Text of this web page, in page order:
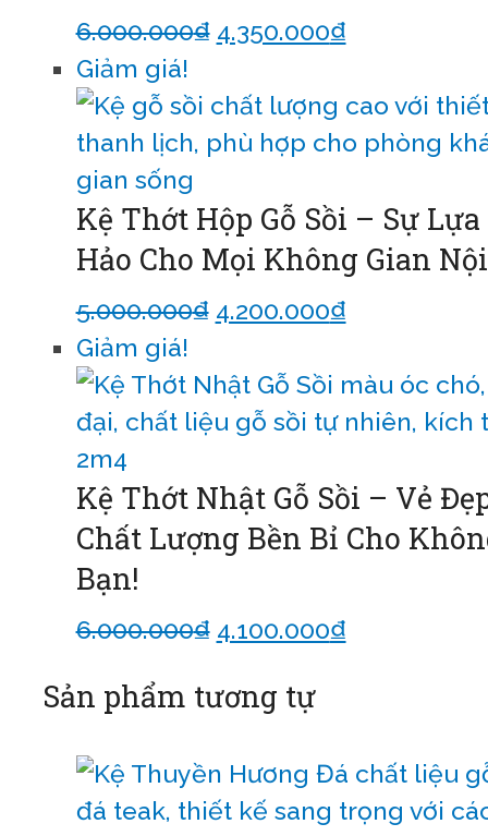
6.000.000₫ 4.350.000₫
Giảm giá!
Kệ Thớt Hộp Gỗ Sồi – Sự
Hảo Cho Mọi Không Gian
5.000.000₫ 4.200.000₫
Giảm giá!
Kệ Thớt Nhật Gỗ Sồi – Vẻ
Chất Lượng Bền Bỉ Cho
Bạn!
6.000.000₫ 4.100.000₫
Sản phẩm tương tự